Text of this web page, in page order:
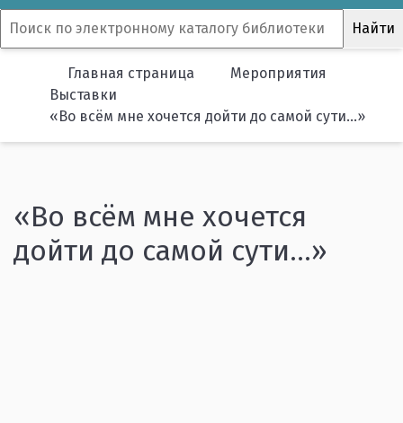
Главная страница
Мероприятия
Выставки
«Во всём мне хочется дойти до самой сути…»
«Во всём мне хочется
дойти до самой сути…»